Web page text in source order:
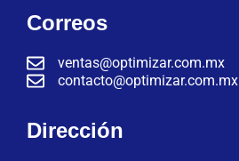
Correos
ventas@optimizar.com.mx
contacto@optimizar.com.mx
Dirección